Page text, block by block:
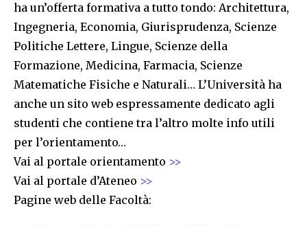
ha un’offerta formativa a tutto tondo: Architettura,
Ingegneria, Economia, Giurisprudenza, Scienze
Politiche Lettere, Lingue, Scienze della
Formazione, Medicina, Farmacia, Scienze
Matematiche Fisiche e Naturali… L’Università ha
anche un sito web espressamente dedicato agli
studenti che contiene tra l’altro molte info utili
per l’orientamento…
Vai al portale orientamento >>
Vai al portale d’Ateneo >>
Pagine web delle Facoltà: